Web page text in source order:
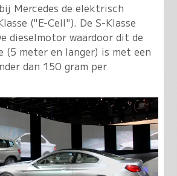
Mercedes de elektrisch
("E-Cell"). De S-Klasse
dieselmotor waardoor dit de
(5 meter en langer) is met een
dan 150 gram per